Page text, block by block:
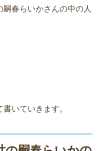
春らいかさんの中の人
いていきます。